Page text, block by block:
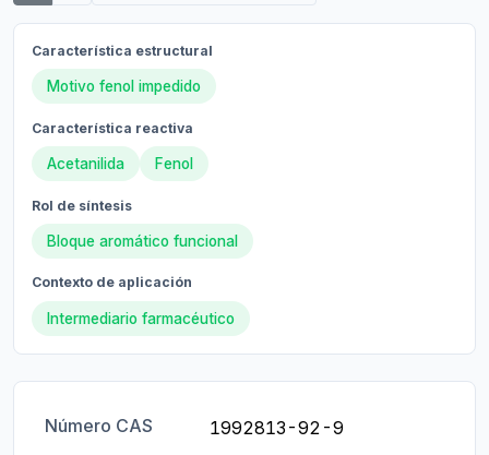
Característica estructural
Motivo fenol impedido
Característica reactiva
Acetanilida Fenol
Rol de síntesis
Bloque aromático funcional
Contexto de aplicación
Intermediario farmacéutico
Número CAS
1992813-92-9